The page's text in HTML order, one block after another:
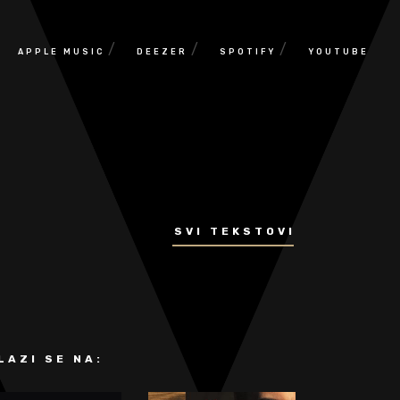
APPLE MUSIC / DEEZER / SPOTIFY / YOUTUBE
SVI TEKSTOVI
SE NA: